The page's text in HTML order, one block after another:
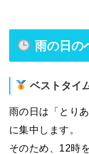
雨の日の
ベストタイ
雨の日は「とり
に集中します。
そのため、12時